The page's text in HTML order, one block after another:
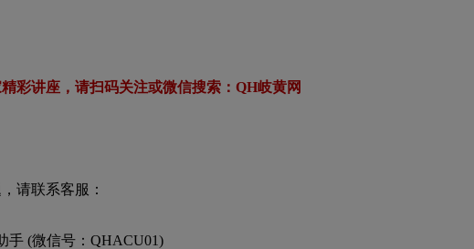
彩讲座，请扫码关注或微信搜索：QH岐黄网
请联系客服：
手 (微信号：QHACU01)